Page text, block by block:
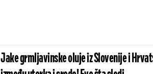
Jake grmljavinske oluje iz Slovenije i